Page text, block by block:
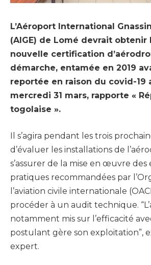
L’Aéroport International
(AIGE) de Lomé devrait
nouvelle certification
démarche, entamée en 2019
reportée en raison du covid-19
mercredi 31 mars, rapporte «
togolaise ».
Il s’agira pendant les trois
d’évaluer les installations de
s’assurer de la mise en œuvre des
pratiques recommandées par
l’aviation civile internationale
procéder à un audit technique.
notamment mis sur l’efficacité
postulant gère son exploitation”,
expert.